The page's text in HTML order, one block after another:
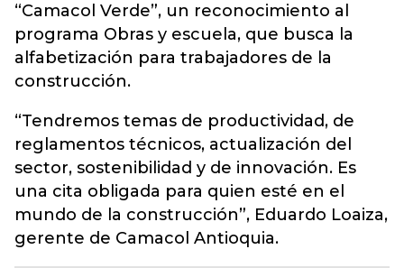
“Camacol Verde”, un reconocimiento al
programa Obras y escuela, que busca la
alfabetización para trabajadores de la
construcción.
“Tendremos temas de productividad, de
reglamentos técnicos, actualización del
sector, sostenibilidad y de innovación. Es
una cita obligada para quien esté en el
mundo de la construcción”, Eduardo Loaiza,
gerente de Camacol Antioquia.